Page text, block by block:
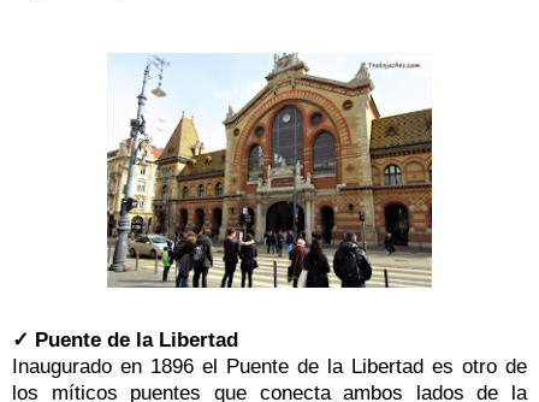
✓ Puente de la Libertad
Inaugurado en 1896 el Puente de la Libertad es otro de
los míticos puentes que conecta ambos lados de la